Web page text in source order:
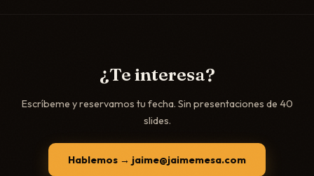
¿Te interesa?
Escríbeme y reservamos tu fecha. Sin presentaciones de 40
slides.
Hablemos → jaime@jaimemesa.com